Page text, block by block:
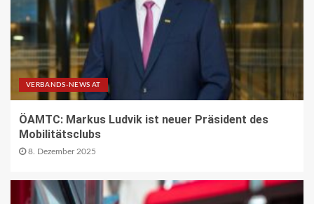
15
STRASSEN-NEWS CH
A9 Südumfahrung Visp: Sperrung
Eyholztunnel in Fahrtrichtung Brig
VERBANDS-NEWS AT
ÖAMTC: Markus Ludvik ist neuer Präsident des
Mobilitätsclubs
8. Dezember 2025